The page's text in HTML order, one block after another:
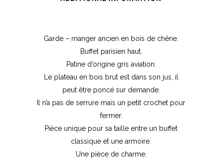
Garde – manger ancien en bois de chêne.
Buffet parisien haut.
Patine d’origine gris aviation.
Le plateau en bois brut est dans son jus, il
peut être poncé sur demande.
Il n’a pas de serrure mais un petit crochet pour
fermer.
Pièce unique pour sa taille entre un buffet
classique et une armoire.
Une pièce de charme.